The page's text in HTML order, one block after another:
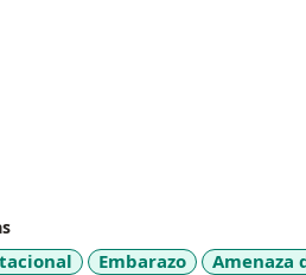
Embarazo
Amenaza